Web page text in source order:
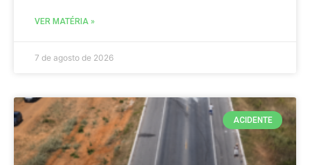
VER MATÉRIA »
7 de agosto de 2026
ACIDENTE